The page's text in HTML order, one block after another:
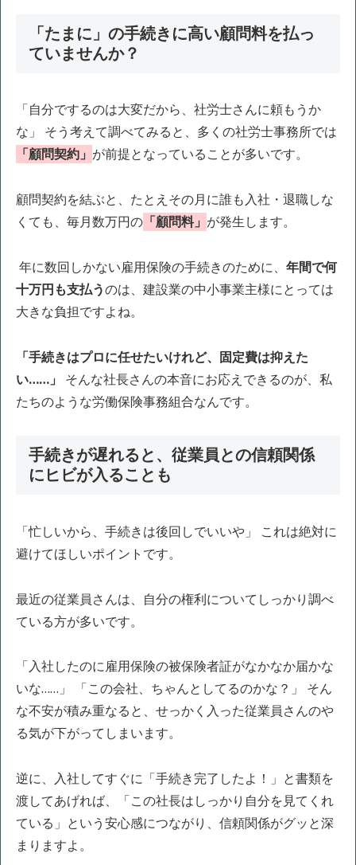
「たまに」の手続きに高い顧問料を払っ
ていませんか？
「自分でするのは大変だから、社労士さんに頼もうか
な」 そう考えて調べてみると、多くの社労士事務所では
「顧問契約」 が前提となっていることが多いです。
顧問契約を結ぶと、たとえその月に誰も入社・退職しな
くても、毎月数万円の 「顧問料」 が発生します。
年に数回しかない雇用保険の手続きのために、 年間で何
十万円も支払うのは、建設業の中小事業主様にとっては
大きな負担ですよね。
「手続きはプロに任せたいけれど、固定費は抑えた
い……」
そんな社長さんの本音にお応えできるのが、私
たちのような労働保険事務組合なんです。
手続きが遅れると、従業員との信頼関係
にヒビが入ることも
「忙しいから、手続きは後回しでいいや」 これは絶対に
避けてほしいポイントです。
最近の従業員さんは、自分の権利についてしっかり調べ
ている方が多いです。
「入社したのに雇用保険の被保険者証がなかなか届かな
いな……」 「この会社、ちゃんとしてるのかな？」 そん
な不安が積み重なると、せっかく入った従業員さんのや
る気が下がってしまいます。
逆に、入社してすぐに「手続き完了したよ！」と書類を
渡してあげれば、「この社長はしっかり自分を見てくれ
ている」という安心感につながり、信頼関係がグッと深
まりますよ。